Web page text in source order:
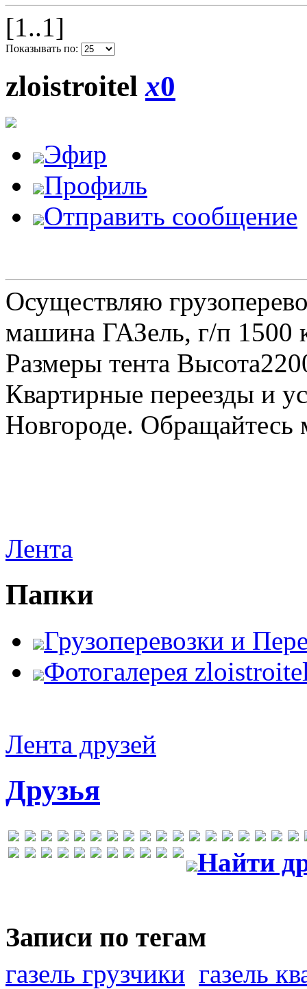
[1..1]
Показывать по:
zloistroitelx0
Эфир
Профиль
Отправить сообщение
Осуществляю
машина ГАЗель, г/п 1500
Размеры тента
Квартирные переезды и
Новгороде.
Лента
Папки
Грузоперевозки и
Фотогалерея
Лента друзей
Друзья
Найти
Записи по тегам
газель грузчики газель